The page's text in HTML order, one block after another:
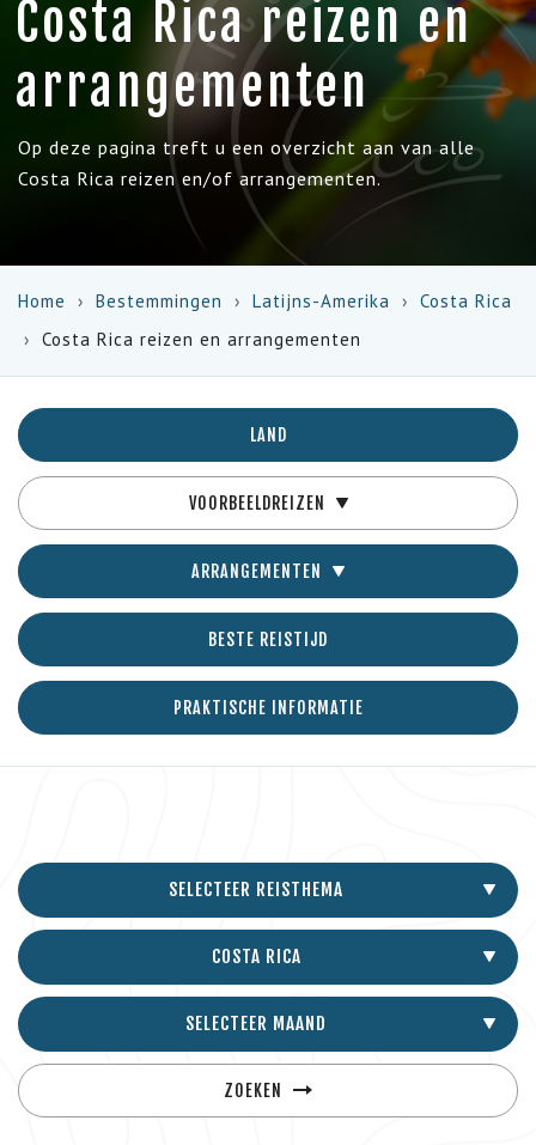
Costa Rica reizen en
arrangementen
Op deze pagina treft u een overzicht aan van alle
Costa Rica reizen en/of arrangementen.
Home Bestemmingen Latijns-Amerika
Costa Rica
Costa Rica reizen en arrangementen
LAND
VOORBEELDREIZEN
ARRANGEMENTEN
BESTE REISTIJD
PRAKTISCHE INFORMATIE
SELECTEER REISTHEMA
COSTA RICA
SELECTEER MAAND
ZOEKEN